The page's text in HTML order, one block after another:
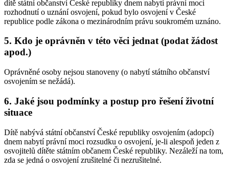
dítě státní občanství České republiky dnem nabytí právní moci
rozhodnutí o uznání osvojení, pokud bylo osvojení v České
republice podle zákona o mezinárodním právu soukromém uznáno.
5. Kdo je oprávněn v této věci jednat (podat žádost
apod.)
Oprávněné osoby nejsou stanoveny (o nabytí státního občanství
osvojením se nežádá).
6. Jaké jsou podmínky a postup pro řešení životní
situace
Dítě nabývá státní občanství České republiky osvojením (adopcí)
dnem nabytí právní moci rozsudku o osvojení, je-li alespoň jeden z
osvojitelů dítěte státním občanem České republiky. Nezáleží na tom,
zda se jedná o osvojení zrušitelné či nezrušitelné.